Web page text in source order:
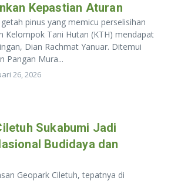
Kepastian Aturan
pinus yang memicu perselisihan
Kelompok Tani Hutan (KTH) mendapat
Dian Rachmat Yanuar. Ditemui
Pangan Mura...
26, 2026
Sukabumi Jadi
Budidaya dan
Geopark Ciletuh, tepatnya di